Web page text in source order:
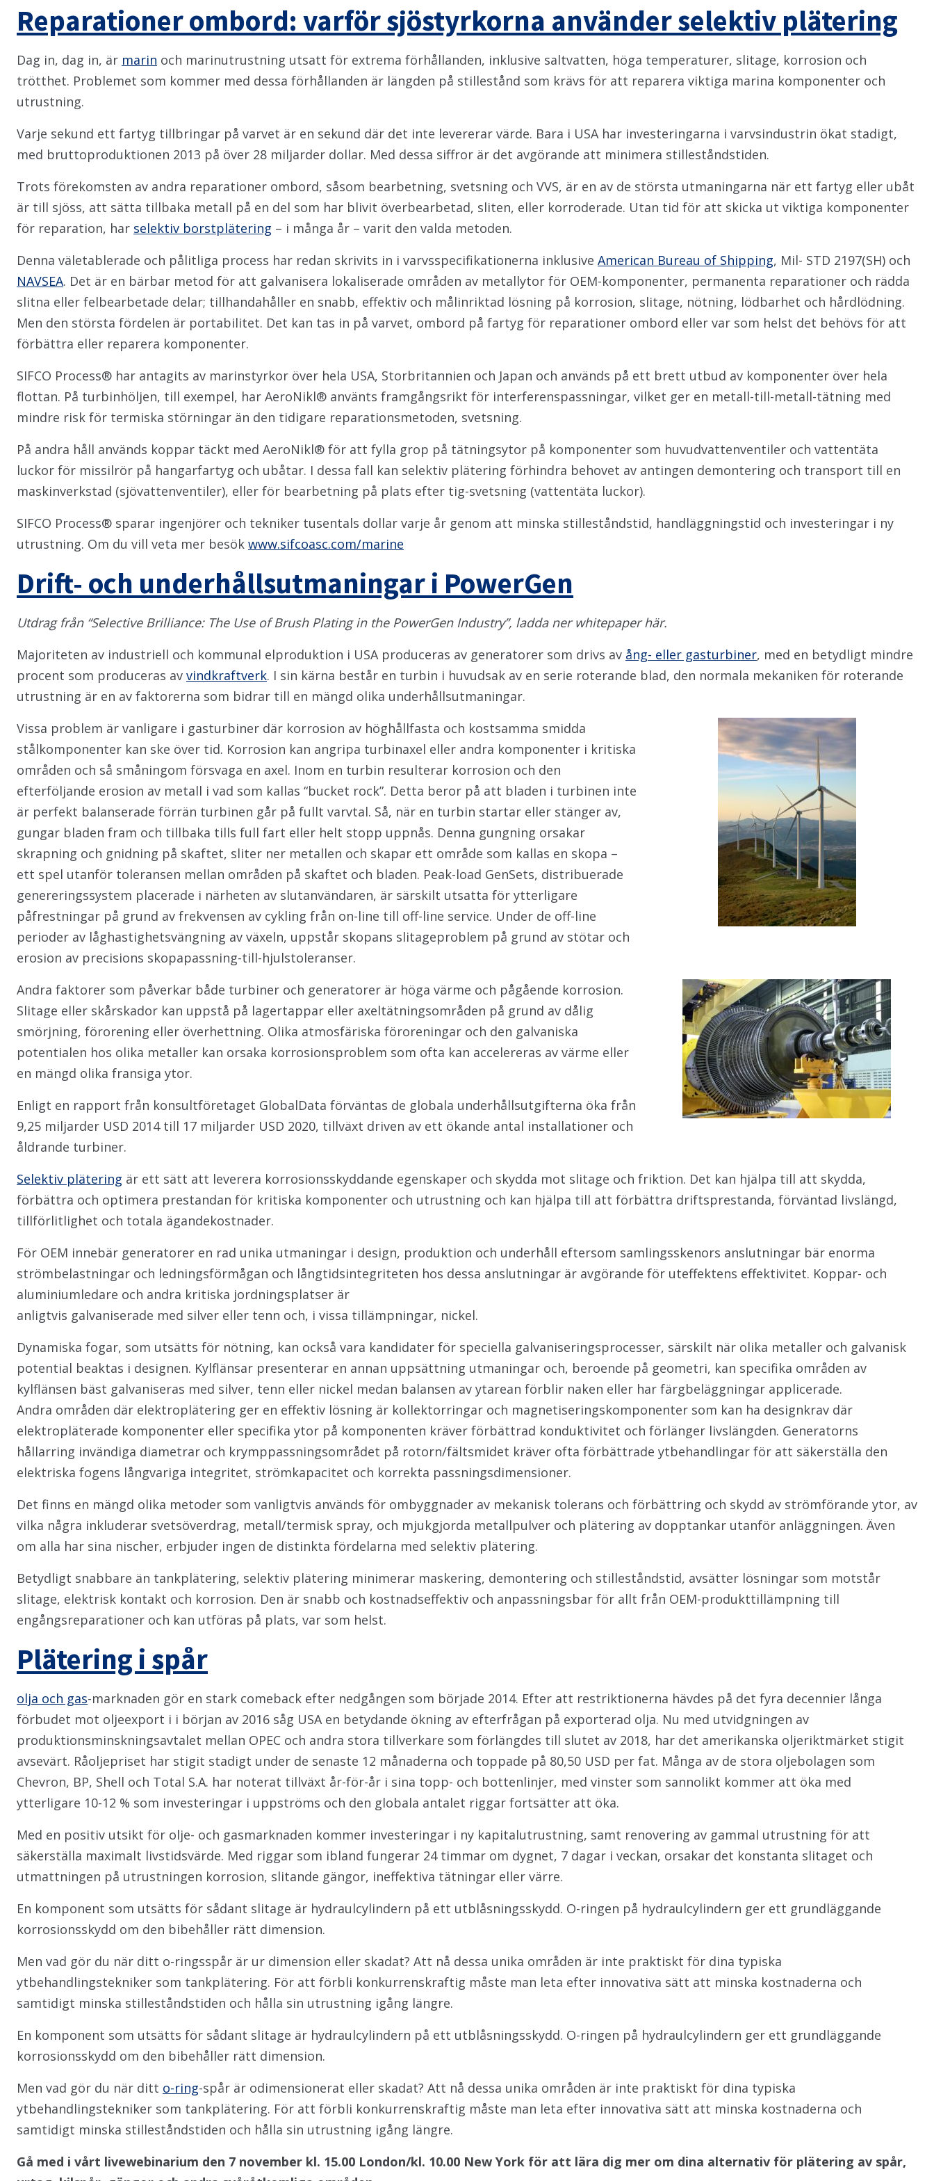
Reparationer ombord: varför sjöstyrkorna använder selektiv plätering
Dag in, dag in, är marin och marinutrustning utsatt för extrema förhållanden, inklusive saltvatten, höga temperaturer, slitage, korrosion och
trötthet. Problemet som kommer med dessa förhållanden är längden på stillestånd som krävs för att reparera viktiga marina komponenter och
utrustning.
Varje sekund ett fartyg tillbringar på varvet är en sekund där det inte levererar värde. Bara i USA har investeringarna i varvsindustrin ökat stadigt,
med bruttoproduktionen 2013 på över 28 miljarder dollar. Med dessa siffror är det avgörande att minimera stilleståndstiden.
Trots förekomsten av andra reparationer ombord, såsom bearbetning, svetsning och VVS, är en av de största utmaningarna när ett fartyg eller ubåt
är till sjöss, att sätta tillbaka metall på en del som har blivit överbearbetad, sliten, eller korroderade. Utan tid för att skicka ut viktiga komponenter
för reparation, har selektiv borstplätering – i många år – varit den valda metoden.
Denna väletablerade och pålitliga process har redan skrivits in i varvsspecifikationerna inklusive American Bureau of Shipping, Mil- STD 2197(SH) och
NAVSEA. Det är en bärbar metod för att galvanisera lokaliserade områden av metallytor för OEM-komponenter, permanenta reparationer och rädda
slitna eller felbearbetade delar; tillhandahåller en snabb, effektiv och målinriktad lösning på korrosion, slitage, nötning, lödbarhet och hårdlödning.
Men den största fördelen är portabilitet. Det kan tas in på varvet, ombord på fartyg för reparationer ombord eller var som helst det behövs för att
förbättra eller reparera komponenter.
SIFCO Process® har antagits av marinstyrkor över hela USA, Storbritannien och Japan och används på ett brett utbud av komponenter över hela
flottan. På turbinhöljen, till exempel, har AeroNikl® använts framgångsrikt för interferenspassningar, vilket ger en metall-till-metall-tätning med
mindre risk för termiska störningar än den tidigare reparationsmetoden, svetsning.
På andra håll används koppar täckt med AeroNikl® för att fylla grop på tätningsytor på komponenter som huvudvattenventiler och vattentäta
luckor för missilrör på hangarfartyg och ubåtar. I dessa fall kan selektiv plätering förhindra behovet av antingen demontering och transport till en
maskinverkstad (sjövattenventiler), eller för bearbetning på plats efter tig-svetsning (vattentäta luckor).
SIFCO Process® sparar ingenjörer och tekniker tusentals dollar varje år genom att minska stilleståndstid, handläggningstid och investeringar i ny
utrustning. Om du vill veta mer besök www.sifcoasc.com/marine
Drift- och underhållsutmaningar i PowerGen
Utdrag från “Selective Brilliance: The Use of Brush Plating in the PowerGen Industry”, ladda ner whitepaper här.
Majoriteten av industriell och kommunal elproduktion i USA produceras av generatorer som drivs av ång- eller gasturbiner, med en betydligt mindre
procent som produceras av vindkraftverk. I sin kärna består en turbin i huvudsak av en serie roterande blad, den normala mekaniken för roterande
utrustning är en av faktorerna som bidrar till en mängd olika underhållsutmaningar.
Vissa problem är vanligare i gasturbiner där korrosion av höghållfasta och kostsamma smidda
stålkomponenter kan ske över tid. Korrosion kan angripa turbinaxel eller andra komponenter i kritiska
områden och så småningom försvaga en axel. Inom en turbin resulterar korrosion och den
efterföljande erosion av metall i vad som kallas “bucket rock”. Detta beror på att bladen i turbinen inte
är perfekt balanserade förrän turbinen går på fullt varvtal. Så, när en turbin startar eller stänger av,
gungar bladen fram och tillbaka tills full fart eller helt stopp uppnås. Denna gungning orsakar
skrapning och gnidning på skaftet, sliter ner metallen och skapar ett område som kallas en skopa –
ett spel utanför toleransen mellan områden på skaftet och bladen. Peak-load GenSets, distribuerade
genereringssystem placerade i närheten av slutanvändaren, är särskilt utsatta för ytterligare
påfrestningar på grund av frekvensen av cykling från on-line till off-line service. Under de off-line
perioder av låghastighetsvängning av växeln, uppstår skopans slitageproblem på grund av stötar och
erosion av precisions skopapassning-till-hjulstoleranser.
Andra faktorer som påverkar både turbiner och generatorer är höga värme och pågående korrosion.
Slitage eller skårskador kan uppstå på lagertappar eller axeltätningsområden på grund av dålig
smörjning, förorening eller överhettning. Olika atmosfäriska föroreningar och den galvaniska
potentialen hos olika metaller kan orsaka korrosionsproblem som ofta kan accelereras av värme eller
en mängd olika fransiga ytor.
Enligt en rapport från konsultföretaget GlobalData förväntas de globala underhållsutgifterna öka från
9,25 miljarder USD 2014 till 17 miljarder USD 2020, tillväxt driven av ett ökande antal installationer och
åldrande turbiner.
Selektiv plätering är ett sätt att leverera korrosionsskyddande egenskaper och skydda mot slitage och friktion. Det kan hjälpa till att skydda,
förbättra och optimera prestandan för kritiska komponenter och utrustning och kan hjälpa till att förbättra driftsprestanda, förväntad livslängd,
tillförlitlighet och totala ägandekostnader.
För OEM innebär generatorer en rad unika utmaningar i design, produktion och underhåll eftersom samlingsskenors anslutningar bär enorma
strömbelastningar och ledningsförmågan och långtidsintegriteten hos dessa anslutningar är avgörande för uteffektens effektivitet. Koppar- och
aluminiumledare och andra kritiska jordningsplatser är
anligtvis galvaniserade med silver eller tenn och, i vissa tillämpningar, nickel.
Dynamiska fogar, som utsätts för nötning, kan också vara kandidater för speciella galvaniseringsprocesser, särskilt när olika metaller och galvanisk
potential beaktas i designen. Kylflänsar presenterar en annan uppsättning utmaningar och, beroende på geometri, kan specifika områden av
kylflänsen bäst galvaniseras med silver, tenn eller nickel medan balansen av ytarean förblir naken eller har färgbeläggningar applicerade.
Andra områden där elektroplätering ger en effektiv lösning är kollektorringar och magnetiseringskomponenter som kan ha designkrav där
elektropläterade komponenter eller specifika ytor på komponenten kräver förbättrad konduktivitet och förlänger livslängden. Generatorns
hållarring invändiga diametrar och krymppassningsområdet på rotorn/fältsmidet kräver ofta förbättrade ytbehandlingar för att säkerställa den
elektriska fogens långvariga integritet, strömkapacitet och korrekta passningsdimensioner.
Det finns en mängd olika metoder som vanligtvis används för ombyggnader av mekanisk tolerans och förbättring och skydd av strömförande ytor, av
vilka några inkluderar svetsöverdrag, metall/termisk spray, och mjukgjorda metallpulver och plätering av dopptankar utanför anläggningen. Även
om alla har sina nischer, erbjuder ingen de distinkta fördelarna med selektiv plätering.
Betydligt snabbare än tankplätering, selektiv plätering minimerar maskering, demontering och stilleståndstid, avsätter lösningar som motstår
slitage, elektrisk kontakt och korrosion. Den är snabb och kostnadseffektiv och anpassningsbar för allt från OEM-produkttillämpning till
engångsreparationer och kan utföras på plats, var som helst.
Plätering i spår
olja och gas-marknaden gör en stark comeback efter nedgången som började 2014. Efter att restriktionerna hävdes på det fyra decennier långa
förbudet mot oljeexport i i början av 2016 såg USA en betydande ökning av efterfrågan på exporterad olja. Nu med utvidgningen av
produktionsminskningsavtalet mellan OPEC och andra stora tillverkare som förlängdes till slutet av 2018, har det amerikanska oljeriktmärket stigit
avsevärt. Råoljepriset har stigit stadigt under de senaste 12 månaderna och toppade på 80,50 USD per fat. Många av de stora oljebolagen som
Chevron, BP, Shell och Total S.A. har noterat tillväxt år-för-år i sina topp- och bottenlinjer, med vinster som sannolikt kommer att öka med
ytterligare 10-12 % som investeringar i uppströms och den globala antalet riggar fortsätter att öka.
Med en positiv utsikt för olje- och gasmarknaden kommer investeringar i ny kapitalutrustning, samt renovering av gammal utrustning för att
säkerställa maximalt livstidsvärde. Med riggar som ibland fungerar 24 timmar om dygnet, 7 dagar i veckan, orsakar det konstanta slitaget och
utmattningen på utrustningen korrosion, slitande gängor, ineffektiva tätningar eller värre.
En komponent som utsätts för sådant slitage är hydraulcylindern på ett utblåsningsskydd. O-ringen på hydraulcylindern ger ett grundläggande
korrosionsskydd om den bibehåller rätt dimension.
Men vad gör du när ditt o-ringsspår är ur dimension eller skadat? Att nå dessa unika områden är inte praktiskt för dina typiska
ytbehandlingstekniker som tankplätering. För att förbli konkurrenskraftig måste man leta efter innovativa sätt att minska kostnaderna och
samtidigt minska stilleståndstiden och hålla sin utrustning igång längre.
En komponent som utsätts för sådant slitage är hydraulcylindern på ett utblåsningsskydd. O-ringen på hydraulcylindern ger ett grundläggande
korrosionsskydd om den bibehåller rätt dimension.
Men vad gör du när ditt o-ring-spår är odimensionerat eller skadat? Att nå dessa unika områden är inte praktiskt för dina typiska
ytbehandlingstekniker som tankplätering. För att förbli konkurrenskraftig måste man leta efter innovativa sätt att minska kostnaderna och
samtidigt minska stilleståndstiden och hålla sin utrustning igång längre.
Gå med i vårt livewebinarium den 7 november kl. 15.00 London/kl. 10.00 New York för att lära dig mer om dina alternativ för plätering av spår,